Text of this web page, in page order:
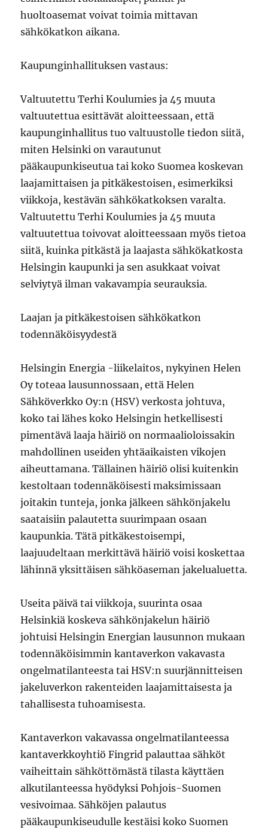
huoltoasemat voivat toimia mittavan
sähkökatkon aikana.
Kaupunginhallituksen vastaus:
Valtuutettu Terhi Koulumies ja 45 muuta
valtuutettua esittävät aloitteessaan, että
kaupunginhallitus tuo valtuustolle tiedon siitä,
miten Helsinki on varautunut
pääkaupunkiseutua tai koko Suomea koskevan
laajamittaisen ja pitkäkestoisen, esimerkiksi
viikkoja, kestävän sähkökatkoksen varalta.
Valtuutettu Terhi Koulumies ja 45 muuta
valtuutettua toivovat aloitteessaan myös tietoa
siitä, kuinka pitkästä ja laajasta sähkökatkosta
Helsingin kaupunki ja sen asukkaat voivat
selviytyä ilman vakavampia seurauksia.
Laajan ja pitkäkestoisen sähkökatkon
todennäköisyydestä
Helsingin Energia -liikelaitos, nykyinen Helen
Oy toteaa lausunnossaan, että Helen
Sähköverkko Oy:n (HSV) verkosta johtuva,
koko tai lähes koko Helsingin hetkellisesti
pimentävä laaja häiriö on normaalioloissakin
mahdollinen useiden yhtäaikaisten vikojen
aiheuttamana. Tällainen häiriö olisi kuitenkin
kestoltaan todennäköisesti maksimissaan
joitakin tunteja, jonka jälkeen sähkönjakelu
saataisiin palautetta suurimpaan osaan
kaupunkia. Tätä pitkäkestoisempi,
laajuudeltaan merkittävä häiriö voisi koskettaa
lähinnä yksittäisen sähköaseman jakelualuetta.
Useita päivä tai viikkoja, suurinta osaa
Helsinkiä koskeva sähkönjakelun häiriö
johtuisi Helsingin Energian lausunnon mukaan
todennäköisimmin kantaverkon vakavasta
ongelmatilanteesta tai HSV:n suurjännitteisen
jakeluverkon rakenteiden laajamittaisesta ja
tahallisesta tuhoamisesta.
Kantaverkon vakavassa ongelmatilanteessa
kantaverkkoyhtiö Fingrid palauttaa sähköt
vaiheittain sähköttömästä tilasta käyttäen
alkutilanteessa hyödyksi Pohjois-Suomen
vesivoimaa. Sähköjen palautus
pääkaupunkiseudulle kestäisi koko Suomen